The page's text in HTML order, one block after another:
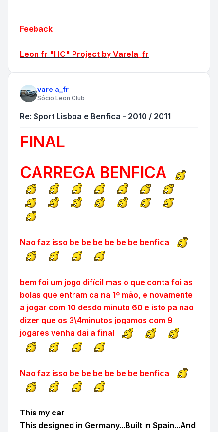
Feeback
Leon fr "HC" Project by Varela_fr
varela_fr
Sócio Leon Club
Re: Sport Lisboa e Benfica - 2010 / 2011
FINAL
CARREGA BENFICA
Nao faz isso be be be be be be benfica
bem foi um jogo difícil mas o que conta foi as
bolas que entram ca na 1º mão, e novamente
a jogar com 10 desdo minuto 60 e isto pa nao
dizer que os 3\4minutos jogamos com 9
jogares venha dai a final
Nao faz isso be be be be be be benfica
This my car
This designed in Germany...Built in Spain...And